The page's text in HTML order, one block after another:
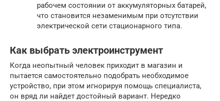
рабочем состоянии от аккумуляторных батарей,
что становится незаменимым при отсутствии
электрической сети стационарного типа.
Как выбрать электроинструмент
Когда неопытный человек приходит в магазин и
пытается самостоятельно подобрать необходимое
устройство, при этом игнорируя помощь специалиста,
он вряд ли найдет достойный вариант. Нередко